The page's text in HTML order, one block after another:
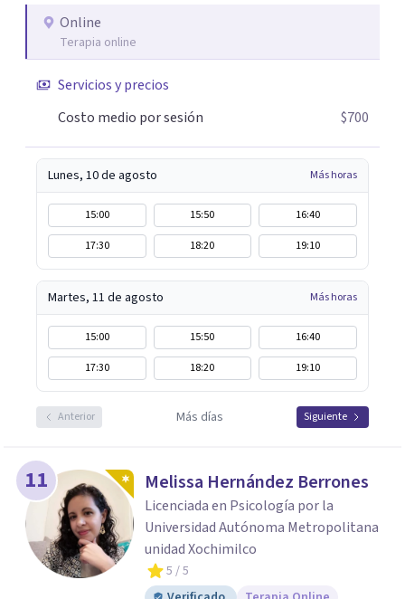
Puedes reservar tu primera sesión directamente desde mi
perfil.
Online
Terapia online
Servicios y precios
Costo medio por sesión
$700
Lunes, 10 de agosto Más horas
15:00 15:50
16:40
17:30
18:20 19:10
Martes, 11 de agosto Más horas
15:00 15:50
16:40
17:30
18:20 19:10
Anterior Más días Siguiente
11 Melissa Hernández Berrones
Licenciada en Psicología por la
Universidad Autónoma Metropolitana
unidad Xochimilco
5 / 5